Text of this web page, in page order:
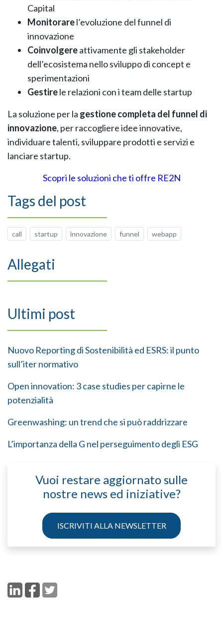
Capital
Monitorarel’evoluzione del funnel di
innovazione
Coinvolgereattivamente gli stakeholder
dell’ecosistema nello sviluppo di concept e
sperimentazioni
Gestirele relazioni con i team delle startup
La soluzione per la gestione completa del funnel di
innovazione, per raccogliere idee innovative,
individuare talenti, sviluppare prodotti e servizi e
lanciare startup.
Scopri le soluzioni che ti offre RE2N
Tags del post
call startup innovazione funnel webapp
Allegati
Ultimi post
Nuovo Reporting di Sostenibilità ed ESRS: il punto
sull’iter normativo
Open innovation: 3 case studies per capirne le
potenzialità
Greenwashing: un trend che si può raddrizzare
L’importanza della G nel perseguimento degli ESG
Vuoi restare aggiornato sulle
nostre news ed iniziative?
ISCRIVITI ALLA NEWSLETTER